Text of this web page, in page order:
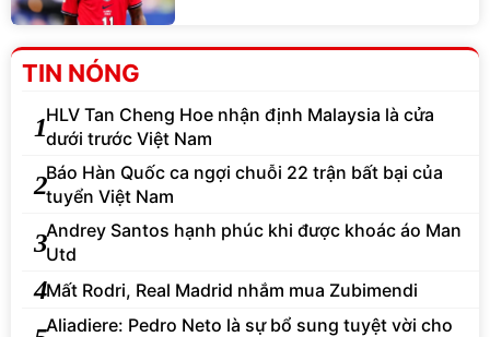
TIN NÓNG
1HLV Tan Cheng Hoe nhận định Malaysia là cửa
dưới trước Việt Nam
2Báo Hàn Quốc ca ngợi chuỗi 22 trận bất bại của
tuyển Việt Nam
3Andrey Santos hạnh phúc khi được khoác áo Man
Utd
4Mất Rodri, Real Madrid nhắm mua Zubimendi
Aliadiere: Pedro Neto là sự bổ sung tuyệt vời cho